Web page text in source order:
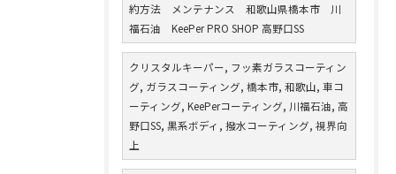
約方法 メンテナンス 和歌山県橋本市 川
福石油 KeePer PRO SHOP 高野口SS
クリスタルキーパー, フッ素ガラスコーティン
グ, ガラスコーティング, 橋本市, 和歌山, 車コ
ーティング, KeePerコーティング, 川福石油, 高
野口SS, 黒系ボディ, 撥水コーティング, 視界向
上